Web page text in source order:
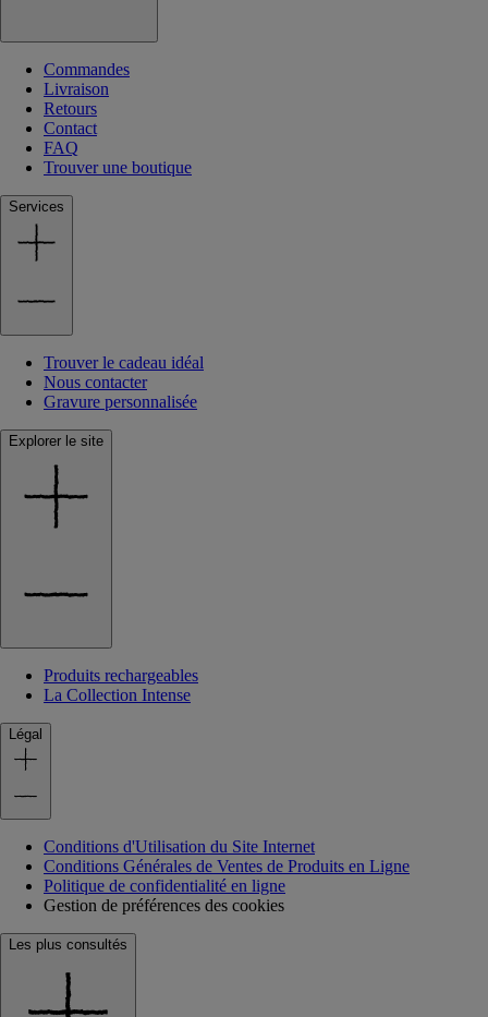
Commandes
Livraison
Retours
Contact
FAQ
Trouver une boutique
Services
Trouver le cadeau idéal
Nous contacter
Gravure personnalisée
Explorer le site
Produits rechargeables
La Collection Intense
Légal
Conditions d'Utilisation du Site Internet
Conditions Générales de Ventes de Produits en Ligne
Politique de confidentialité en ligne
Gestion de préférences des cookies
Les plus consultés